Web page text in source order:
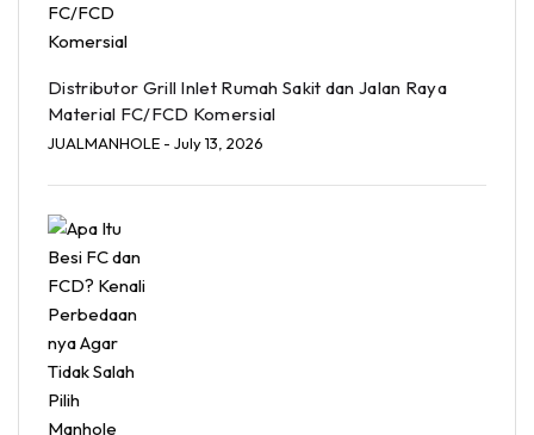
Distributor Grill Inlet Rumah Sakit dan Jalan Raya
Material FC/FCD Komersial
JUALMANHOLE - July 13, 2026